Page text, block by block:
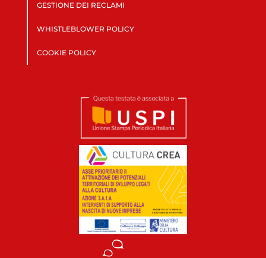
GESTIONE DEI RECLAMI
WHISTLEBLOWER POLICY
COOKIE POLICY